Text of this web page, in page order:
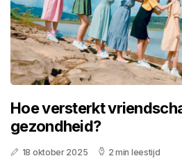
Hoe versterkt
gezondheid?
18 oktober 2025 2 min leestijd